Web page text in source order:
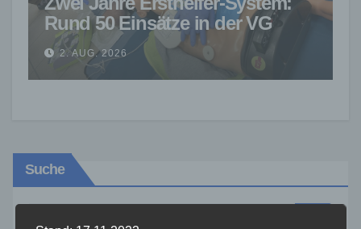
Rund 50 Einsätze in der VG
Asbach
2. AUG. 2026
Suche